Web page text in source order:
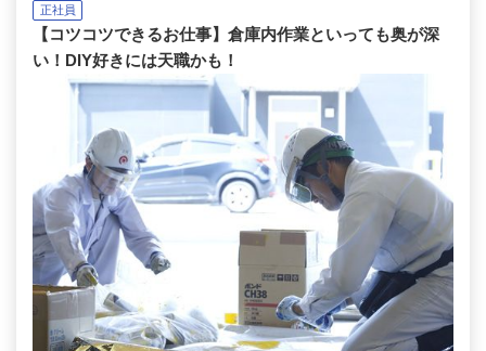
正社員
【コツコツできるお仕事】倉庫内作業といっても奥が深
い！DIY好きには天職かも！